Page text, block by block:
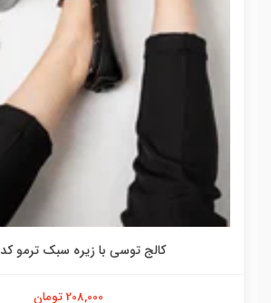
کالج توسی با زیره سبک ترمو کد 6025
208,000 تومان